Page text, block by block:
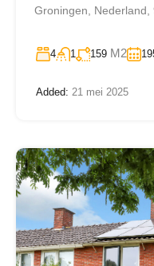
Groningen, Nederland,
4 1 159 M2
Added: 21 mei 2025